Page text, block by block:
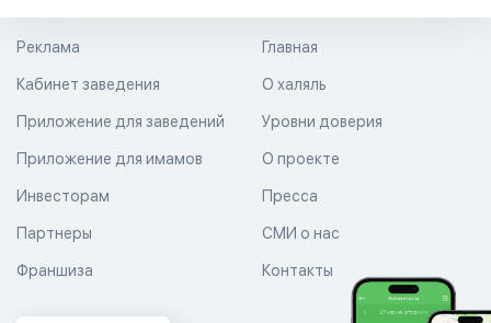
Главная
О халяль
Уровни доверия
Реклама
Кабинет заведения
Приложение для заведений
Приложение для имамов О проекте
Пресса
СМИ о нас
Контакты
Инвесторам
Партнеры
Франшиза